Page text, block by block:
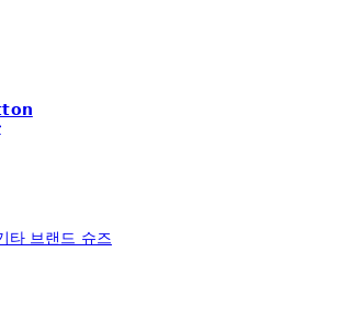
타 브랜드 슈즈